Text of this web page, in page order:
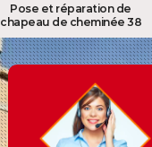
Pose et réparation de
chapeau de cheminée 38